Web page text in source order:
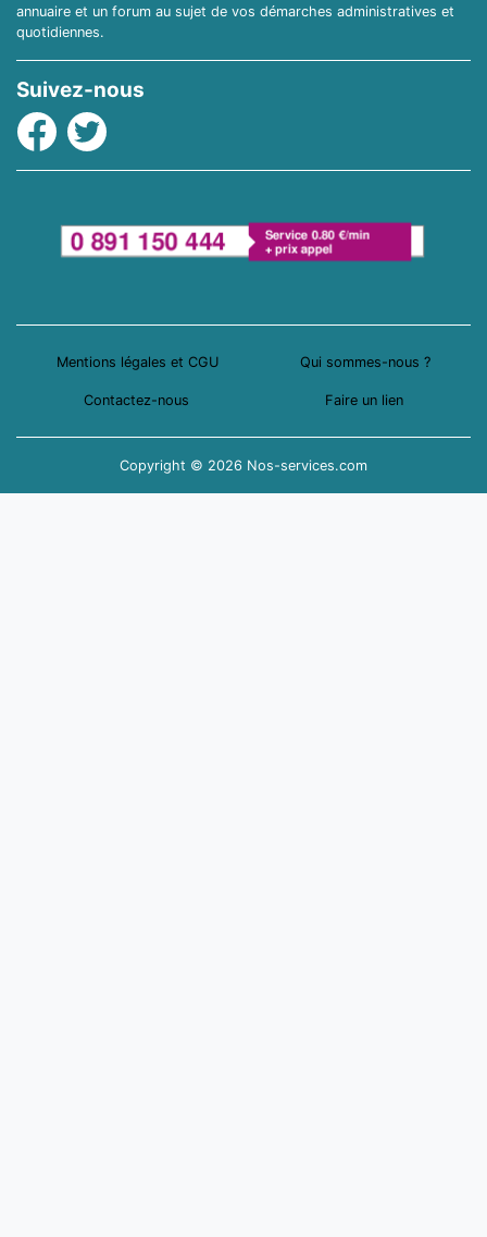
annuaire et un forum au sujet de vos démarches administratives et
quotidiennes.
Suivez-nous
Facebook
Twitter
Mentions légales et CGU Qui sommes-nous ?
Contactez-nous Faire un lien
Copyright © 2026 Nos-services.com